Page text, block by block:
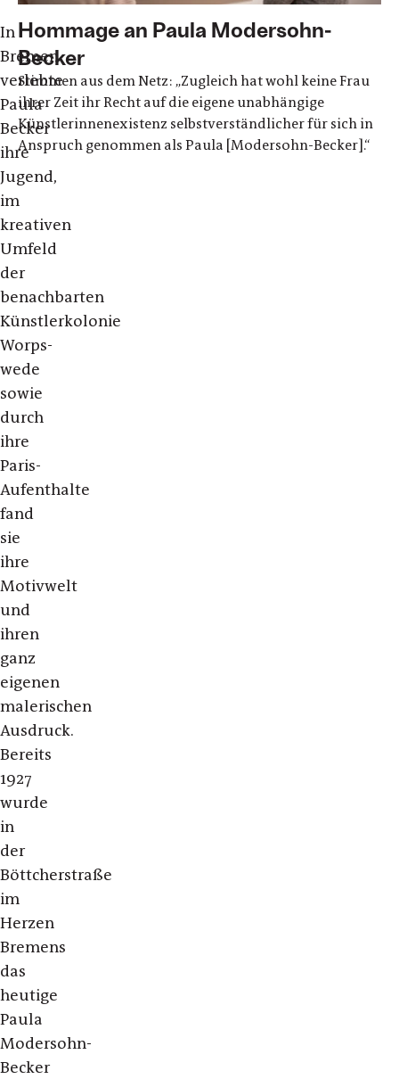
In
Bremen
verlebte
Paula
Becker
ihre
Jugend,
im
kreativen
Umfeld
der
benachbarten
Künstlerkolonie
Worps­
wede
sowie
durch
ihre
Paris-
Aufenthalte
fand
sie
ihre
Motivwelt
und
ihren
ganz
eigenen
malerischen
Ausdruck.
Bereits
1927
wurde
in
der
Böttcherstraße
im
Herzen
Bremens
das
heutige
Paula
Modersohn-
Becker
Hommage an Paula Modersohn-
Becker
Stimmen aus dem Netz: „Zugleich hat wohl keine Frau
ihrer Zeit ihr Recht auf die eigene unabhängige
Künstlerinnenexistenz selbstverständlicher für sich in
Anspruch genommen als Paula [Modersohn-Becker].“